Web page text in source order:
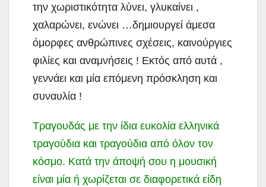
την χωριστικότητα λύνει, γλυκαίνει ,
χαλαρώνει, ενώνει …δημιουργεί άμεσα
όμορφες ανθρώπινες σχέσεις, καινούργιες
φιλίες και αναμνήσεις ! Εκτός από αυτά ,
γεννάει και μία επόμενη πρόσκληση και
συναυλία !
Τραγουδάς με την ίδια ευκολία ελληνικά
τραγούδια και τραγούδια από όλον τον
κόσμο. Κατά την άποψή σου η μουσική
είναι μία ή χωρίζεται σε διαφορετικά είδη